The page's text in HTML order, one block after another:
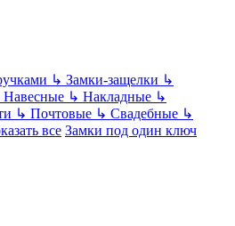
↳ Замки-защелки ↳
Навесные ↳ Накладные ↳
↳ Почтовые ↳ Свадебные ↳
все Замки под один ключ